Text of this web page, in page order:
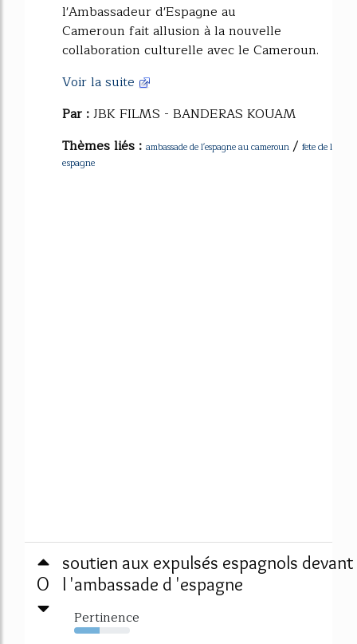
l'Ambassadeur d'Espagne au
Cameroun fait allusion à la nouvelle
collaboration culturelle avec le Cameroun.
Voir la suite
Par :JBK FILMS - BANDERAS KOUAM
Thèmes liés : ambassade de l'espagne au cameroun / fete de l
espagne
0
soutien aux expulsés espagnols devant
l 'ambassade d 'espagne
Pertinence
45%